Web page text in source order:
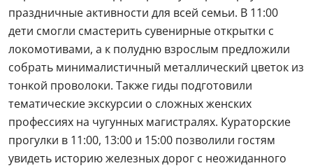
праздничные активности для всей семьи. В 11:00
дети смогли смастерить сувенирные открытки с
локомотивами, а к полудню взрослым предложили
собрать минималистичный металлический цветок из
тонкой проволоки. Также гиды подготовили
тематические экскурсии о сложных женских
профессиях на чугунных магистралях. Кураторские
прогулки в 11:00, 13:00 и 15:00 позволили гостям
увидеть историю железных дорог с неожиданного